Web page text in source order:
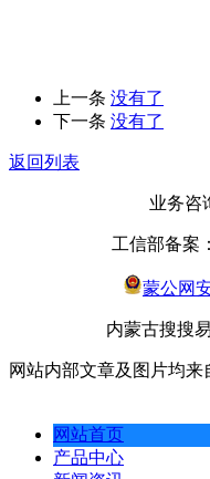
上一条 没有了
下一条 没有了
返回列表
业务咨
工信部备案：
蒙公网
内蒙古搜搜
网站内部文章及图片均
网站首页
产品中心